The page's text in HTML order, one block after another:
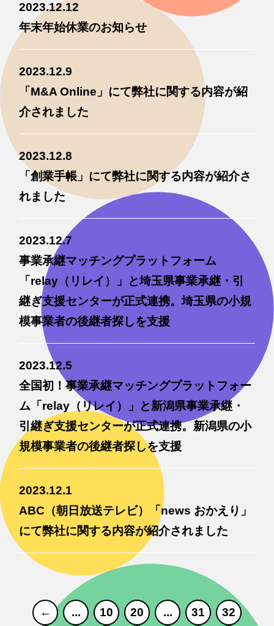
2023.12.12
年末年始休業のお知らせ
2023.12.9
「M&A Online」にて弊社に関する内容が紹
介されました
2023.12.8
「創業手帳」にて弊社に関する内容が紹介さ
れました
2023.12.7
事業承継マッチングプラットフォーム
「relay（リレイ）」と埼玉県事業承継・引
継ぎ支援センターが正式連携。埼玉県の小規
模事業者の後継者探しを支援
2023.12.5
全国初！事業承継マッチングプラットフォー
ム「relay（リレイ）」と新潟県事業承継・
引継ぎ支援センターが正式連携。新潟県の小
規模事業者の後継者探しを支援
2023.12.1
ABC（朝日放送テレビ）「news おかえり」
にて弊社に関する内容が紹介されました
← ... 10 20 ... 31 32